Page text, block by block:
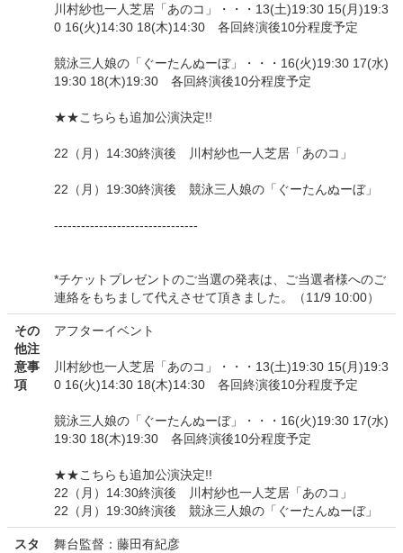
川村紗也一人芝居「あのコ」・・・13(土)19:30 15(月)19:3
0 16(火)14:30 18(木)14:30 各回終演後10分程度予定
競泳三人娘の「ぐーたんぬーぼ」・・・16(火)19:30 17(水)
19:30 18(木)19:30 各回終演後10分程度予定
★★こちらも追加公演決定!!
22（月）14:30終演後 川村紗也一人芝居「あのコ」
22（月）19:30終演後 競泳三人娘の「ぐーたんぬーぼ」
--------------------------------
*チケットプレゼントのご当選の発表は、ご当選者様へのご
連絡をもちまして代えさせて頂きました。（11/9 10:00）
その
他注
意事
項
アフターイベント
川村紗也一人芝居「あのコ」・・・13(土)19:30 15(月)19:3
0 16(火)14:30 18(木)14:30 各回終演後10分程度予定
競泳三人娘の「ぐーたんぬーぼ」・・・16(火)19:30 17(水)
19:30 18(木)19:30 各回終演後10分程度予定
★★こちらも追加公演決定!!
22（月）14:30終演後 川村紗也一人芝居「あのコ」
22（月）19:30終演後 競泳三人娘の「ぐーたんぬーぼ」
スタ
舞台監督：藤田有紀彦